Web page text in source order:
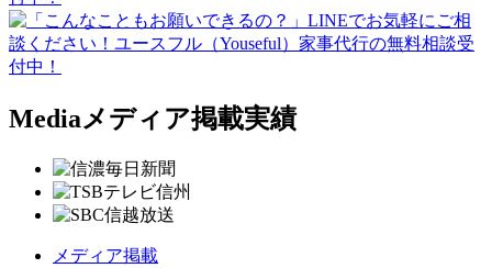
Mediaメディア掲載実績
メディア掲載